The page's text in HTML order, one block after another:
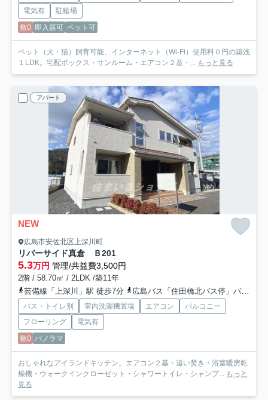
電気有
駐輪場
敷0 即入居可 ペット可
ペット（犬・猫）飼育可能、インターネット（Wi-Fi）使用料０円の築浅
１LDK。宅配ボックス・サンルーム・エアコン２基・... もっと見る
アパート
NEW
広島市安佐北区上深川町
リバーサイド真倉 Ｂ201
5.3万円 管理/共益費3,500円
2階 / 58.70㎡ / 2LDK /築11年
芸備線「上深川」駅 徒歩7分
広島バス「住田橋北バス停」バス停下車 徒歩3分
バス・トイレ別 室内洗濯機置場 エアコン
バルコニー
フローリング
電気有
敷0 パノラマ
おしゃれなアイランドキッチン。エアコン２基・追い焚き・浴室暖房乾
燥機・ウォークインクローゼット・シャワートイレ・シャンプ... もっと
見る